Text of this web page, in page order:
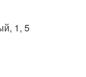
1, 5